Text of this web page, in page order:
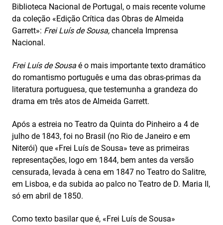
Biblioteca Nacional de Portugal, o mais recente volume
da coleção «Edição Crítica das Obras de Almeida
Garrett»: Frei Luís de Sousa, chancela Imprensa
Nacional.
Frei Luís de Sousa é o mais importante texto dramático
do romantismo português e uma das obras-primas da
literatura portuguesa, que testemunha a grandeza do
drama em três atos de Almeida Garrett.
Após a estreia no Teatro da Quinta do Pinheiro a 4 de
julho de 1843, foi no Brasil (no Rio de Janeiro e em
Niterói) que «Frei Luís de Sousa» teve as primeiras
representações, logo em 1844, bem antes da versão
censurada, levada à cena em 1847 no Teatro do Salitre,
em Lisboa, e da subida ao palco no Teatro de D. Maria II,
só em abril de 1850.
Como texto basilar que é, «Frei Luís de Sousa»